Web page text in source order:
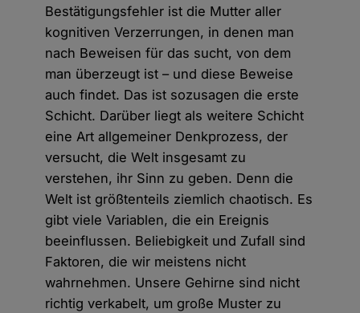
Bestätigungsfehler ist die Mutter aller
kognitiven Verzerrungen, in denen man
nach Beweisen für das sucht, von dem
man überzeugt ist – und diese Beweise
auch findet. Das ist sozusagen die erste
Schicht. Darüber liegt als weitere Schicht
eine Art allgemeiner Denkprozess, der
versucht, die Welt insgesamt zu
verstehen, ihr Sinn zu geben. Denn die
Welt ist größtenteils ziemlich chaotisch. Es
gibt viele Variablen, die ein Ereignis
beeinflussen. Beliebigkeit und Zufall sind
Faktoren, die wir meistens nicht
wahrnehmen. Unsere Gehirne sind nicht
richtig verkabelt, um große Muster zu